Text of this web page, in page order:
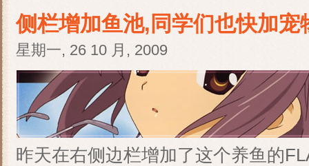
侧栏增加鱼池,同学们也快加宠
星期一, 26 10 月, 2009
昨天在右侧边栏增加了这个养鱼的